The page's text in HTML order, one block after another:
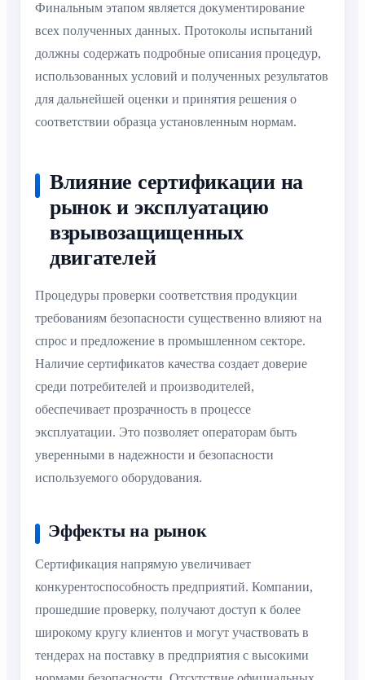
Финальным этапом является документирование
всех полученных данных. Протоколы испытаний
должны содержать подробные описания процедур,
использованных условий и полученных результатов
для дальнейшей оценки и принятия решения о
соответствии образца установленным нормам.
Влияние сертификации на
рынок и эксплуатацию
взрывозащищенных
двигателей
Процедуры проверки соответствия продукции
требованиям безопасности существенно влияют на
спрос и предложение в промышленном секторе.
Наличие сертификатов качества создает доверие
среди потребителей и производителей,
обеспечивает прозрачность в процессе
эксплуатации. Это позволяет операторам быть
уверенными в надежности и безопасности
используемого оборудования.
Эффекты на рынок
Сертификация напрямую увеличивает
конкурентоспособность предприятий. Компании,
прошедшие проверку, получают доступ к более
широкому кругу клиентов и могут участвовать в
тендерах на поставку в предприятия с высокими